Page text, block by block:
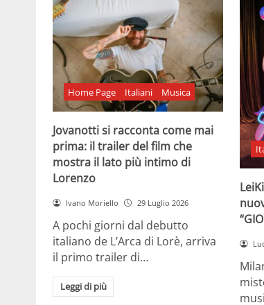
Home Page Italiani Musica
Jovanotti si racconta come mai
prima: il trailer del film che
mostra il lato più intimo di
Lorenzo
Ivano Moriello 29 Luglio 2026
A pochi giorni dal debutto
italiano de L’Arca di Lorè, arriva
il primo trailer di…
Leggi di più